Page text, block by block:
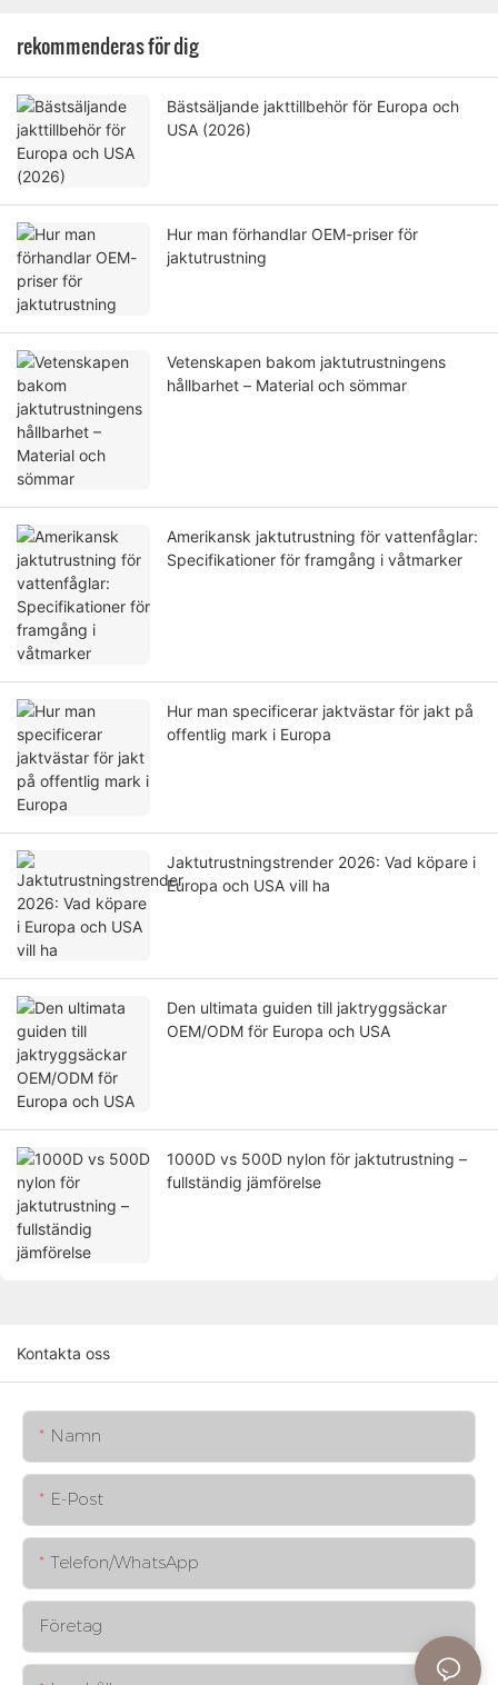
rekommenderas för dig
Bästsäljande jakttillbehör för Europa och
USA (2026)
Hur man förhandlar OEM-priser för
jaktutrustning
Vetenskapen bakom jaktutrustningens
hållbarhet – Material och sömmar
Amerikansk jaktutrustning för vattenfåglar:
Specifikationer för framgång i våtmarker
Hur man specificerar jaktvästar för jakt på
offentlig mark i Europa
Jaktutrustningstrender 2026: Vad köpare i
Europa och USA vill ha
Den ultimata guiden till jaktryggsäckar
OEM/ODM för Europa och USA
1000D vs 500D nylon för jaktutrustning –
fullständig jämförelse
Kontakta oss
Namn
E-Post
Telefon/whatsApp
Företag